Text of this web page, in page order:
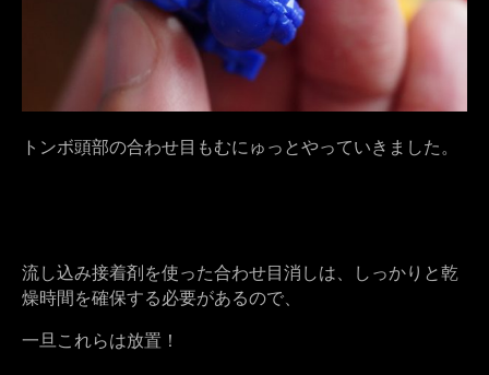
トンボ頭部の合わせ目もむにゅっとやっていきました。
流し込み接着剤を使った合わせ目消しは、しっかりと乾
燥時間を確保する必要があるので、
一旦これらは放置！